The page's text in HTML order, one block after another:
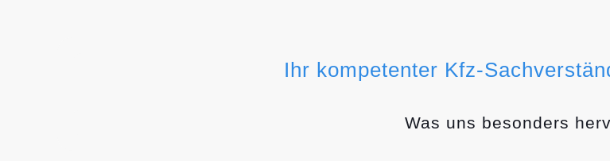
Ihr kompetenter Kfz-
Was uns besonders